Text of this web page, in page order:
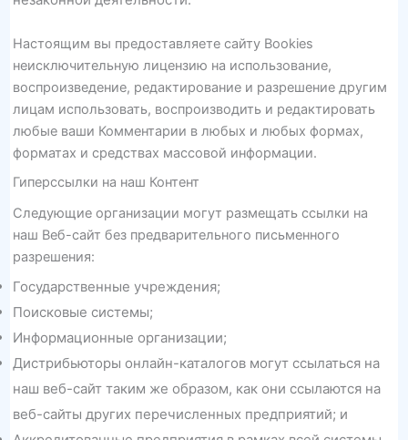
Настоящим вы предоставляете сайту Bookies
неисключительную лицензию на использование,
воспроизведение, редактирование и разрешение другим
лицам использовать, воспроизводить и редактировать
любые ваши Комментарии в любых и любых формах,
форматах и средствах массовой информации.
Гиперссылки на наш Контент
Следующие организации могут размещать ссылки на
наш Веб-сайт без предварительного письменного
разрешения:
Государственные учреждения;
Поисковые системы;
Информационные организации;
Дистрибьюторы онлайн-каталогов могут ссылаться на
наш веб-сайт таким же образом, как они ссылаются на
веб-сайты других перечисленных предприятий; и